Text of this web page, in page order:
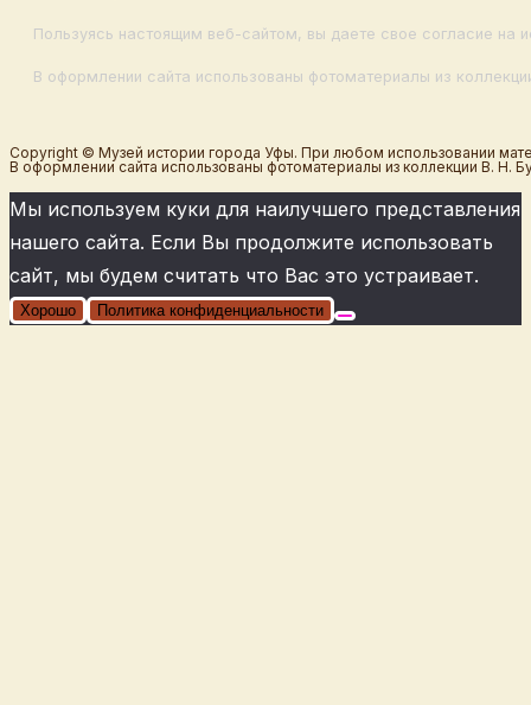
Пользуясь настоящим веб-сайтом, вы даете свое согласие на
В оформлении сайта использованы фотоматериалы из
Copyright © Музей истории города Уфы. При любом использовании
В оформлении сайта использованы фотоматериалы из коллекции В. Н.
Мы используем куки для наилучшего представления
нашего сайта. Если Вы продолжите использовать
сайт, мы будем считать что Вас это устраивает.
Хорошо Политика конфиденциальности